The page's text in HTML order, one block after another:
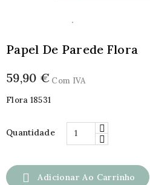
Papel De Parede Flora
59,90 € Com IVA
Flora 18531
Quantidade
 Adicionar Ao Carrinho